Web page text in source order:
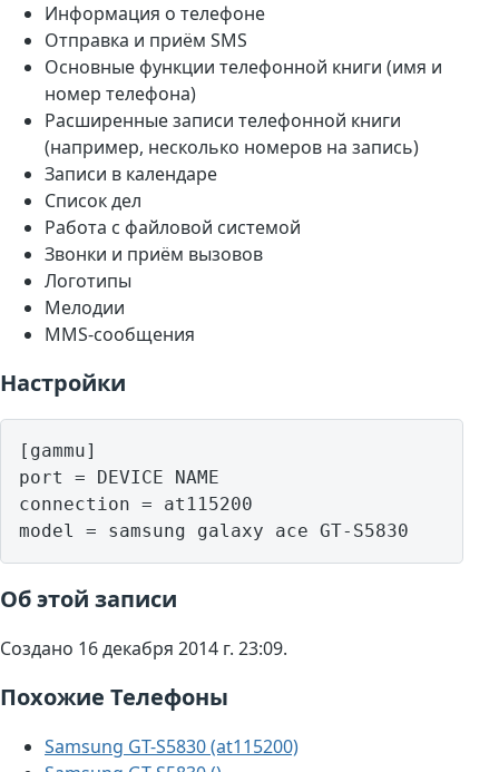
Информация о телефоне
Отправка и приём SMS
Основные функции телефонной книги (имя и
номер телефона)
Расширенные записи телефонной книги
(например, несколько номеров на запись)
Записи в календаре
Список дел
Работа с файловой системой
Звонки и приём вызовов
Логотипы
Мелодии
MMS-сообщения
Настройки
[gammu]
port = DEVICE NAME
connection = at115200
model = samsung galaxy ace GT-S5830
Об этой записи
Создано 16 декабря 2014 г. 23:09.
Похожие Телефоны
Samsung GT-S5830 (at115200)